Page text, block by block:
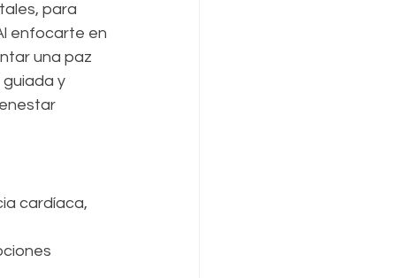
para
enfocarte en
una paz
y
cardíaca,